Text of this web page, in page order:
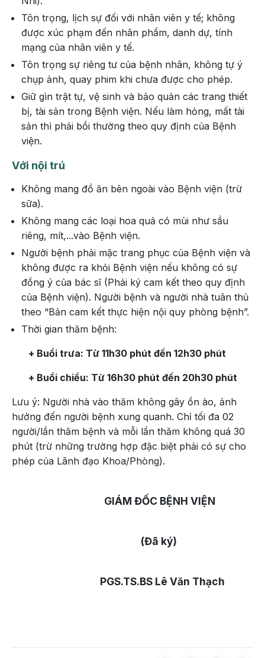
Tôn trọng, lịch sự đối với nhân viên y tế; không
được xúc phạm đến nhân phẩm, danh dự, tính
mạng của nhân viên y tế.
Tôn trọng sự riêng tư của bệnh nhân, không tự ý
chụp ảnh, quay phim khi chưa được cho phép.
Giữ gìn trật tự, vệ sinh và bảo quản các trang thiết
bị, tài sản trong Bệnh viện. Nếu làm hỏng, mất tài
sản thì phải bồi thường theo quy định của Bệnh
viện.
Với nội trú
Không mang đồ ăn bên ngoài vào Bệnh viện (trừ
sữa).
Không mang các loại hoa quả có mùi như sầu
riêng, mít,...vào Bệnh viện.
Người bệnh phải mặc trang phục của Bệnh viện và
không được ra khỏi Bệnh viện nếu không có sự
đồng ý của bác sĩ (Phải ký cam kết theo quy định
của Bệnh viện). Người bệnh và người nhà tuân thủ
theo “Bản cam kết thực hiện nội quy phòng bệnh”.
Thời gian thăm bệnh:
+ Buổi trưa: Từ 11h30 phút đến 12h30 phút
+ Buổi chiều: Từ 16h30 phút đến 20h30 phút
Lưu ý: Người nhà vào thăm không gây ồn ào, ảnh
hưởng đến người bệnh xung quanh. Chỉ tối đa 02
người/lần thăm bệnh và mỗi lần thăm không quá 30
phút (trừ những trường hợp đặc biệt phải có sự cho
phép của Lãnh đạo Khoa/Phòng).
GIÁM ĐỐC BỆNH VIỆN
(Đã ký)
PGS.TS.BS Lê Văn Thạch